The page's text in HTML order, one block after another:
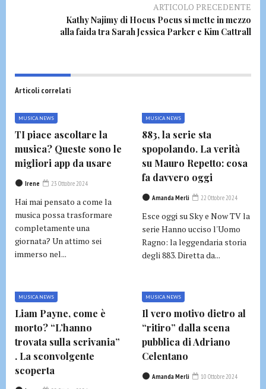
ARTICOLO PRECEDENTE
Kathy Najimy di Hocus Pocus si mette in mezzo
alla faida tra Sarah Jessica Parker e Kim Cattrall
Articoli correlati
MUSICA NEWS
TI piace ascoltare la
musica? Queste sono le
migliori app da usare
Irene 23 Ottobre 2024
Hai mai pensato a come la
musica possa trasformare
completamente una
giornata? Un attimo sei
immerso nel...
MUSICA NEWS
883, la serie sta
spopolando. La verità
su Mauro Repetto: cosa
fa davvero oggi
Amanda Merli 22 Ottobre 2024
Esce oggi su Sky e Now TV la
serie Hanno ucciso l'Uomo
Ragno: la leggendaria storia
degli 883. Diretta da...
MUSICA NEWS
Liam Payne, come è
morto? “L’hanno
trovata sulla scrivania”
. La sconvolgente
scoperta
MUSICA NEWS
Il vero motivo dietro al
“ritiro” dalla scena
pubblica di Adriano
Celentano
Amanda Merli 10 Ottobre 2024